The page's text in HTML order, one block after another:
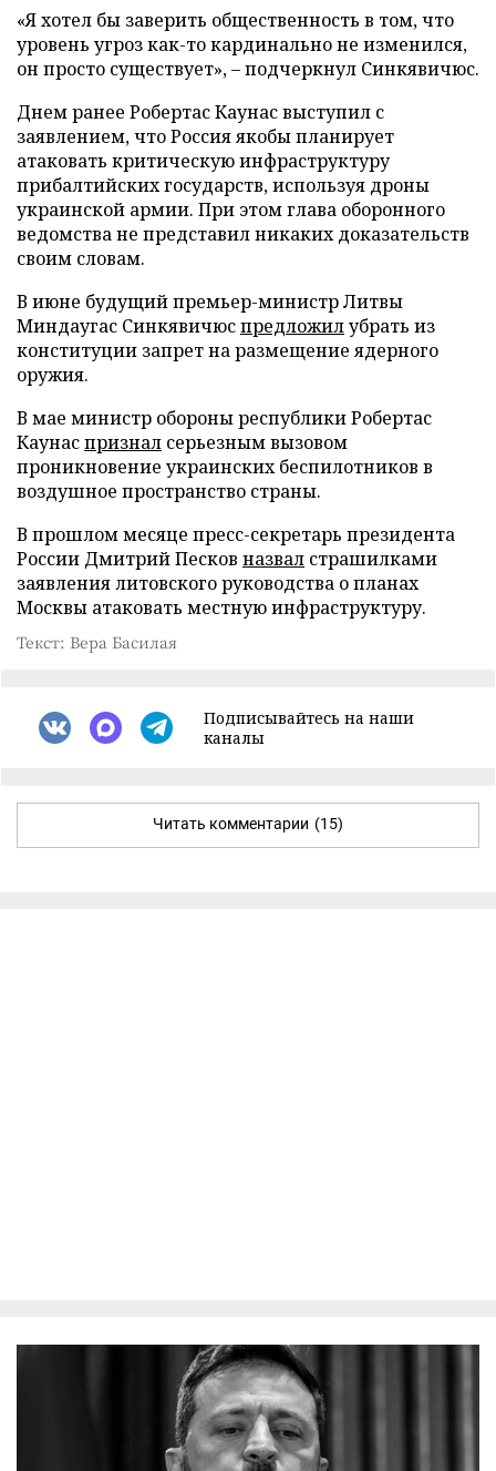
«Я хотел бы заверить общественность в том, что
уровень угроз как-то кардинально не изменился,
он просто существует», – подчеркнул Синкявичюс.
Днем ранее Робертас Каунас выступил с
заявлением, что Россия якобы планирует
атаковать критическую инфраструктуру
прибалтийских государств, используя дроны
украинской армии. При этом глава оборонного
ведомства не представил никаких доказательств
своим словам.
В июне будущий премьер-министр Литвы
Миндаугас Синкявичюспредложилубрать из
конституции запрет на размещение ядерного
оружия.
В мае министр обороны республики Робертас
Каунаспризнал серьезным вызовом
проникновение украинских беспилотников в
воздушное пространство страны.
В прошлом месяце пресс-секретарь президента
России Дмитрий Песков назвал страшилками
заявления литовского руководства о планах
Москвы атаковать местную инфраструктуру.
Текст: Вера Басилая
Подписывайтесь на наши
каналы
Читать комментарии (15)